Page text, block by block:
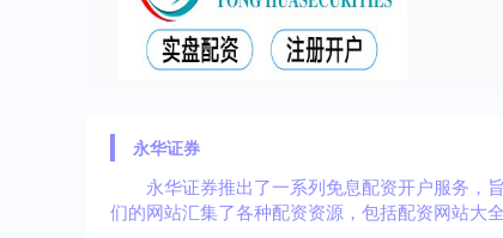
永华证券
永华证券推出了一系列免息配资开户服务，
们的网站汇集了各种配资资源，包括配资网站大